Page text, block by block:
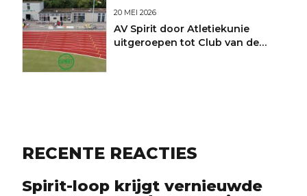
20 MEI 2026
AV Spirit door Atletiekunie
uitgeroepen tot Club van de
RECENTE REACTIES
Spirit-loop krijgt vernieuwde